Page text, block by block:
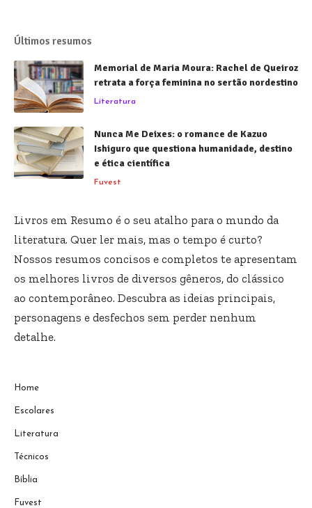
Últimos resumos
Memorial de Maria Moura: Rachel de Queiroz
retrata a força feminina no sertão nordestino
Literatura
Nunca Me Deixes: o romance de Kazuo
Ishiguro que questiona humanidade, destino
e ética científica
Fuvest
Livros em Resumo é o seu atalho para o mundo da
literatura. Quer ler mais, mas o tempo é curto?
Nossos resumos concisos e completos te apresentam
os melhores livros de diversos gêneros, do clássico
ao contemporâneo. Descubra as ideias principais,
personagens e desfechos sem perder nenhum
detalhe.
Home
Escolares
Literatura
Técnicos
Bíblia
Fuvest